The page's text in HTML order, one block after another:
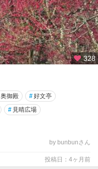
328
奥御殿 #好文亭
# 見晴広場
by bunbunさん
投稿日：4ヶ月前